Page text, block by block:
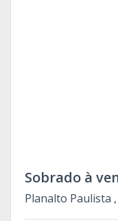
Sobrado à
Planalto Paulista